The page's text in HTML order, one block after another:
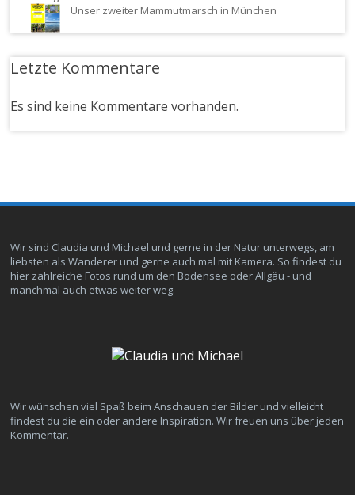
Unser zweiter Mammutmarsch in München
Letzte Kommentare
Es sind keine Kommentare vorhanden.
Wir sind Claudia und Michael und gerne in der Natur unterwegs, am
liebsten als Wanderer und gerne auch mal mit Kamera. So findest du
hier zahlreiche Fotos rund um den Bodensee oder Allgäu - und
manchmal auch etwas weiter weg.
Wir wünschen viel Spaß beim Anschauen der Bilder und vielleicht
findest du die ein oder andere Inspiration. Wir freuen uns über jeden
Kommentar.